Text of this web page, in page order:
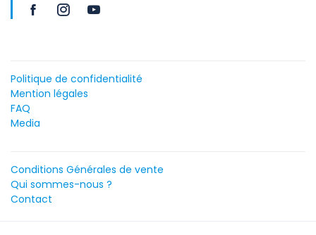
Politique de confidentialité
Mention légales
FAQ
Media
Conditions Générales de vente
Qui sommes-nous ?
Contact